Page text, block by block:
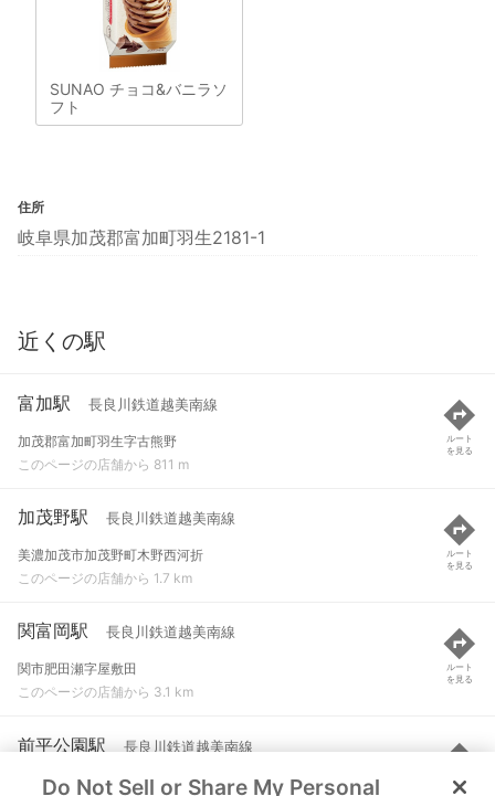
SUNAO チョコ&バニラソ
フト
住所
岐阜県加茂郡富加町羽生2181-1
近くの駅
富加駅 長良川鉄道越美南線
加茂郡富加町羽生字古熊野
このページの店舗から 811 m
ルート
を見る
加茂野駅 長良川鉄道越美南線
美濃加茂市加茂野町木野西河折
このページの店舗から 1.7 km
ルート
を見る
関富岡駅 長良川鉄道越美南線
関市肥田瀬字屋敷田
このページの店舗から 3.1 km
ルート
を見る
前平公園駅 長良川鉄道越美南線
美濃加茂市太田町宮前
ルート
を見る
Do Not Sell or Share My Personal